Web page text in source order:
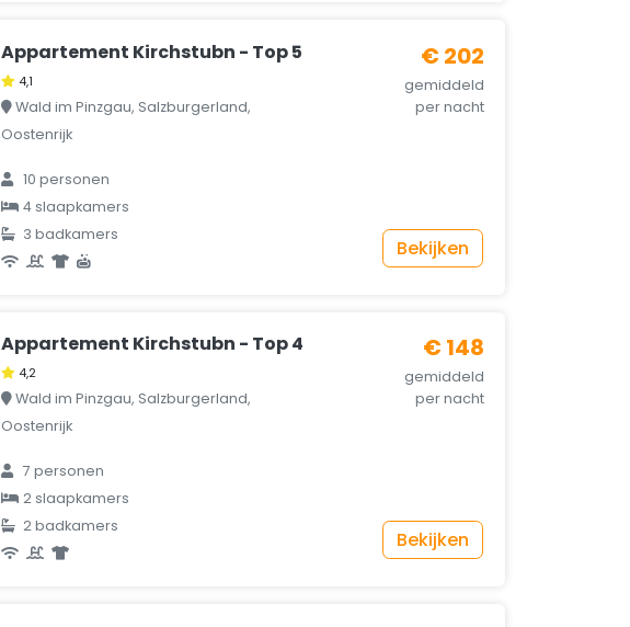
Appartement Kirchstubn - Top 5
4,1
Wald im Pinzgau, Salzburgerland,
Oostenrijk
10 personen
4 slaapkamers
3 badkamers
€ 202
gemiddeld
per nacht
Bekijken
Appartement Kirchstubn - Top 4
4,2
Wald im Pinzgau, Salzburgerland,
Oostenrijk
7 personen
2 slaapkamers
2 badkamers
€ 148
gemiddeld
per nacht
Bekijken